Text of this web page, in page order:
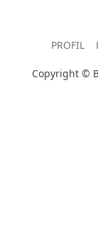
PROFIL
Copyright ©